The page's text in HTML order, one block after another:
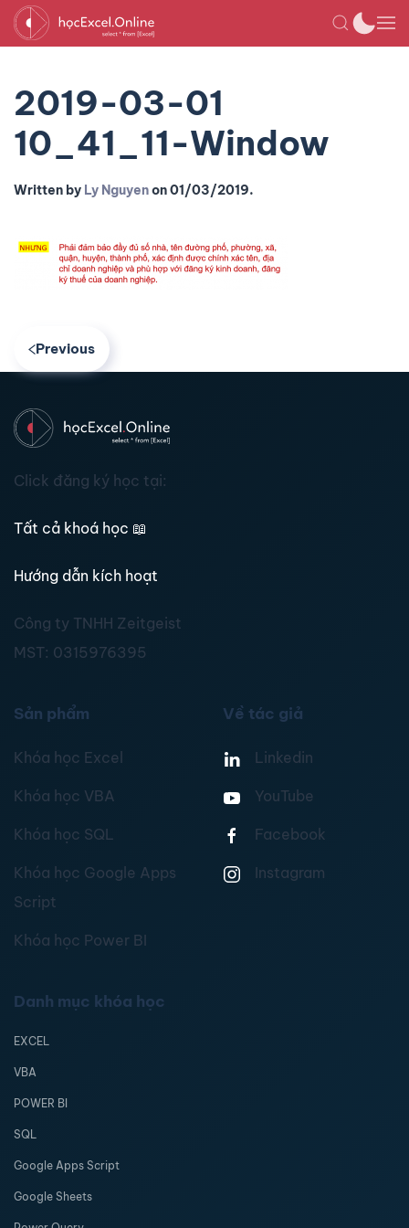
2019-03-01
10_41_11-Window
Written by Ly Nguyenon01/03/2019.
Previous
Click đăng ký học tại:
Tất cả khoá học 📖
Hướng dẫn kích hoạt
Công ty TNHH Zeitgeist
MST: 0315976395
Sản phẩm
Khóa học Excel
Khóa học VBA
Khóa học SQL
Khóa học Google Apps
Script
Khóa học Power BI
Về tác giả
Linkedin
YouTube
Facebook
Instagram
Danh mục khóa học
EXCEL
VBA
POWER BI
SQL
Google Apps Script
Google Sheets